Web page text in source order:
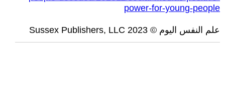
power-for-young-people
علم النفس اليوم © 2023 Sussex Publishers, LLC